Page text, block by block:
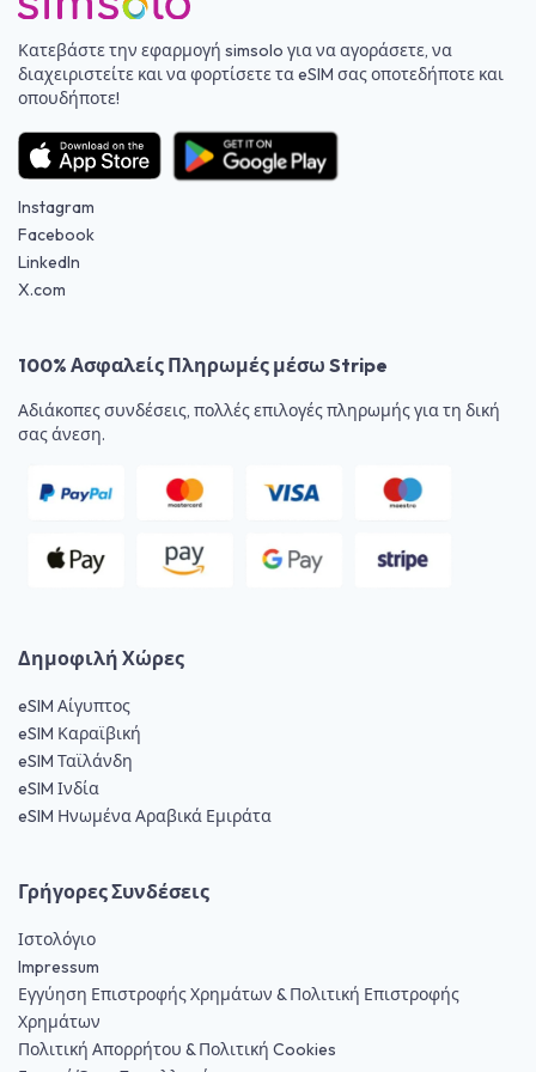
Κατεβάστε την εφαρμογή simsolo για να αγοράσετε, να
διαχειριστείτε και να φορτίσετε τα eSIM σας οποτεδήποτε και
οπουδήποτε!
Instagram
Facebook
LinkedIn
X.com
100% Ασφαλείς Πληρωμές μέσω Stripe
Αδιάκοπες συνδέσεις, πολλές επιλογές πληρωμής για τη δική
σας άνεση.
Δημοφιλή Χώρες
eSIM Αίγυπτος
eSIM Καραϊβική
eSIM Ταϊλάνδη
eSIM Ινδία
eSIM Ηνωμένα Αραβικά Εμιράτα
Γρήγορες Συνδέσεις
Ιστολόγιο
Impressum
Εγγύηση Επιστροφής Χρημάτων & Πολιτική Επιστροφής
Χρημάτων
Πολιτική Απορρήτου & Πολιτική Cookies